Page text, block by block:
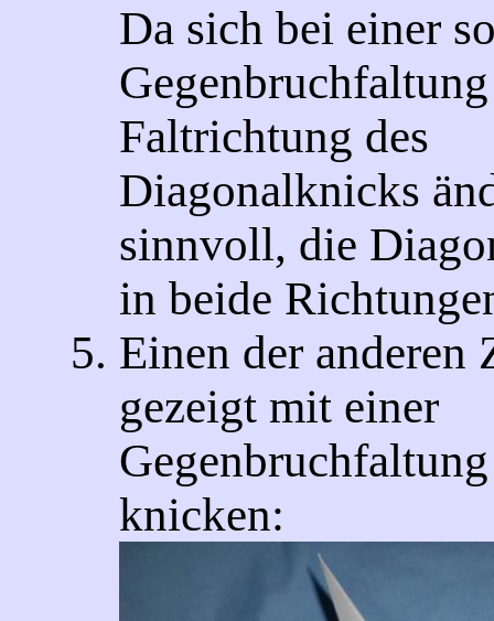
Da sich bei einer
Faltrichtung des
Diagonalknicks
sinnvoll, die
in beide
Einen der anderen
gezeigt mit einer
knicken: